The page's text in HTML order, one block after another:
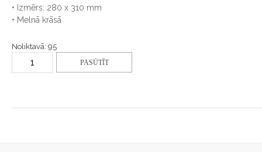
• Izmērs: 280 x 310 mm
• Melnā krāsā
Noliktavā: 95
PASŪTĪT